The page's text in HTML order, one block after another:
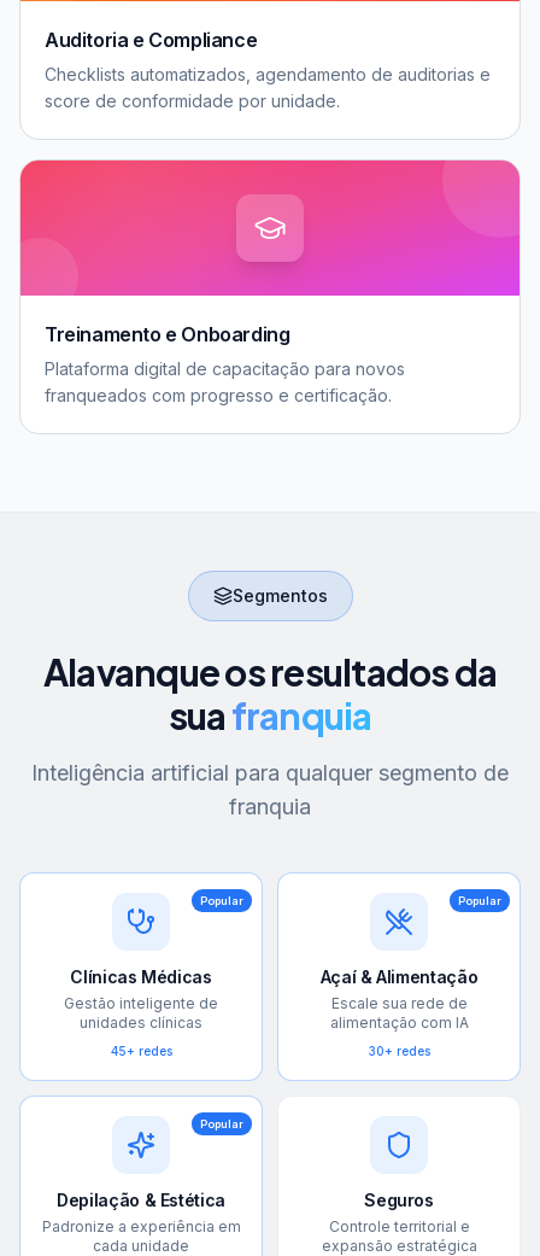
Auditoria e Compliance
Checklists automatizados, agendamento de auditorias e
score de conformidade por unidade.
Treinamento e Onboarding
Plataforma digital de capacitação para novos
franqueados com progresso e certificação.
Segmentos
Alavanque os resultados da
suafranquia
Inteligência artificial para qualquer segmento de
franquia
Popular
Clínicas Médicas
Gestão inteligente de
unidades clínicas
45+ redes
Popular
Açaí & Alimentação
Escale sua rede de
alimentação com IA
30+ redes
Popular
Depilação & Estética
Padronize a experiência em
cada unidade
Seguros
Controle territorial e
expansão estratégica